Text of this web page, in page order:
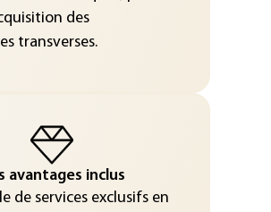
des
transverses.
avantages inclus
de services exclusifs en